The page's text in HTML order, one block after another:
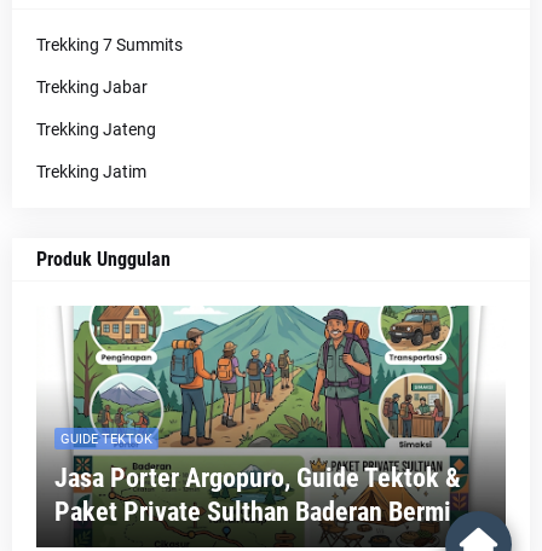
Trekking 7 Summits
Trekking Jabar
Trekking Jateng
Trekking Jatim
Produk Unggulan
GUIDE TEKTOK
Jasa Porter Argopuro, Guide Tektok &
Paket Private Sulthan Baderan Bermi